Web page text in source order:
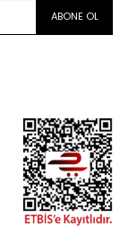
ABONE OL